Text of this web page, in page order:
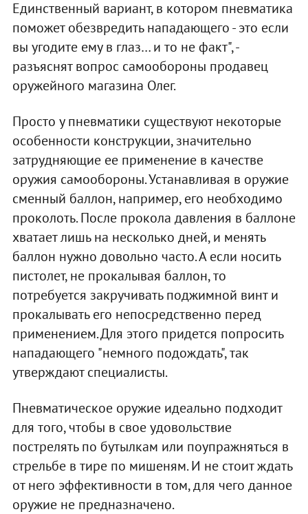
Единственный вариант, в котором пневматика
поможет обезвредить нападающего - это если
вы угодите ему в глаз… и то не факт", -
разъяснят вопрос самообороны продавец
оружейного магазина Олег.
Просто у пневматики существуют некоторые
особенности конструкции, значительно
затрудняющие ее применение в качестве
оружия самообороны. Устанавливая в оружие
сменный баллон, например, его необходимо
проколоть. После прокола давления в баллоне
хватает лишь на несколько дней, и менять
баллон нужно довольно часто. А если носить
пистолет, не прокалывая баллон, то
потребуется закручивать поджимной винт и
прокалывать его непосредственно перед
применением. Для этого придется попросить
нападающего "немного подождать", так
утверждают специалисты.
Пневматическое оружие идеально подходит
для того, чтобы в свое удовольствие
пострелять по бутылкам или поупражняться в
стрельбе в тире по мишеням. И не стоит ждать
от него эффективности в том, для чего данное
оружие не предназначено.